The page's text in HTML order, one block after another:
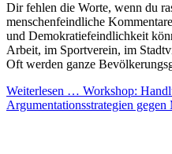
Dir fehlen die Worte, wenn du
menschenfeindliche
und Demokratiefeindlichkeit
Arbeit, im Sportverein, im
Oft werden ganze
Weiterlesen … Workshop:
Argumentationsstrategien